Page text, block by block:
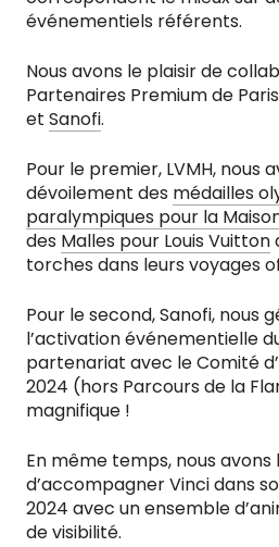
événementiels référents.
Nous avons le plaisir de
Partenaires Premium de
et Sanofi.
Pour le premier, LVMH, nous
dévoilement des médailles
paralympiques pour la
des Malles pour Louis Vuitton
torches dans leurs voyages
Pour le second, Sanofi, nous
l’activation événementielle
partenariat avec le Comité
2024 (hors Parcours de la
magnifique !
En même temps, nous avons
d’accompagner Vinci dans
2024 avec un ensemble
de visibilité.